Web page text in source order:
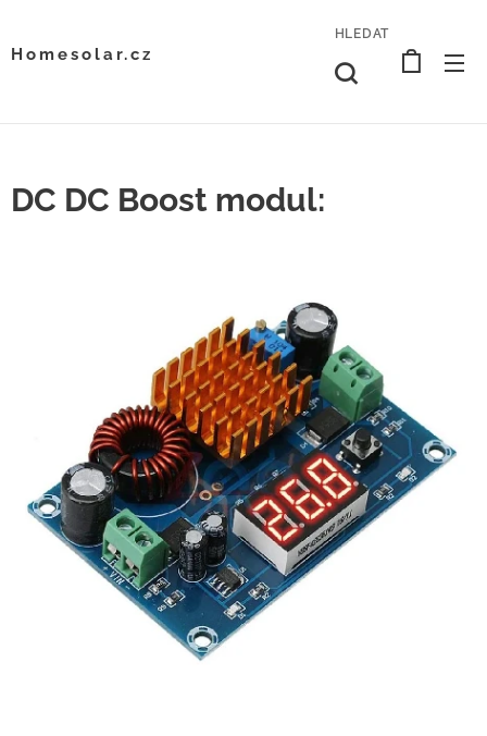
Homesolar.cz
HLEDAT
DC DC Boost modul: